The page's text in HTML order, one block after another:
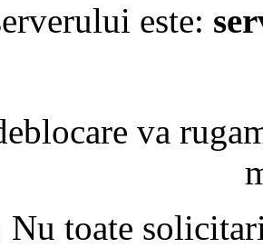
este:
va
toate